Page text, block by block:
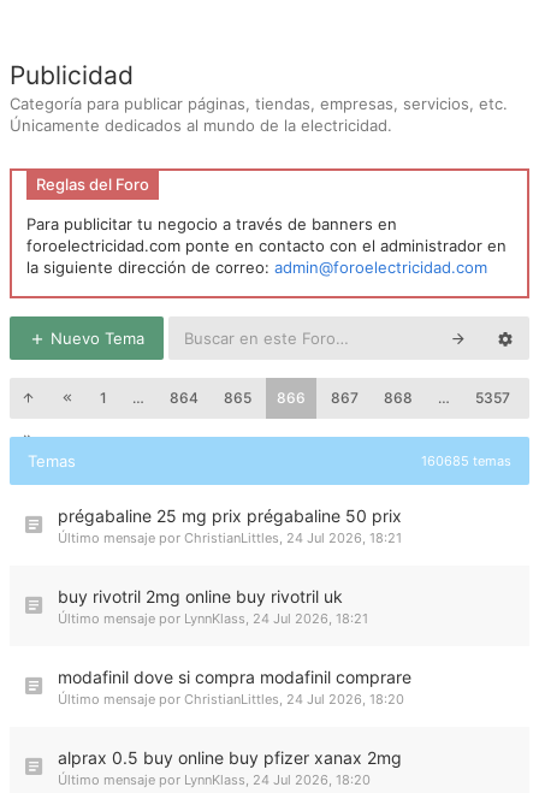
Publicidad
Categoría para publicar páginas, tiendas, empresas, servicios, etc.
Únicamente dedicados al mundo de la electricidad.
Reglas del Foro
Para publicitar tu negocio a través de banners en
foroelectricidad.com ponte en contacto con el administrador en
la siguiente dirección de correo: admin@foroelectricidad.com
Nuevo Tema
1 … 864 865 866 867 868 … 5357
Temas 160685 temas
prégabaline 25 mg prix prégabaline 50 prix
Último mensaje por ChristianLittles, 24 Jul 2026, 18:21
buy rivotril 2mg online buy rivotril uk
Último mensaje por LynnKlass, 24 Jul 2026, 18:21
modafinil dove si compra modafinil comprare
Último mensaje por ChristianLittles, 24 Jul 2026, 18:20
alprax 0.5 buy online buy pfizer xanax 2mg
Último mensaje por LynnKlass, 24 Jul 2026, 18:20